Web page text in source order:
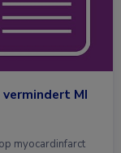
MI
myocardinfarct